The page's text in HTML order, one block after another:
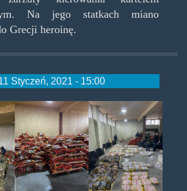
Na jego statkach miano
Grecji heroinę.
Styczeń, 2021 - 15:00